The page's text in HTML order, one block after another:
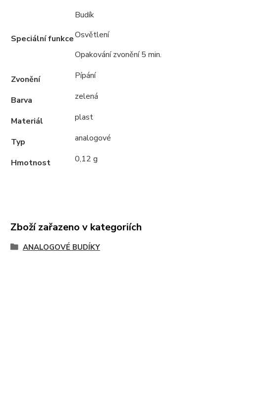
Speciální funkce
Budík
Osvětlení
Opakování zvonění 5 min.
Zvonění Pípání
Barva zelená
Materiál plast
Typ analogové
Hmotnost 0,12 g
Zboží zařazeno v kategoriích
ANALOGOVÉ BUDÍKY